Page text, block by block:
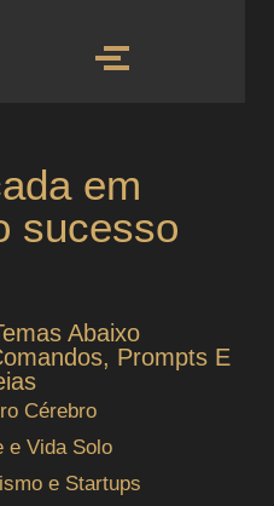
em
sucesso
Abaixo
Prompts E
Cérebro
e Vida Solo
e Startups